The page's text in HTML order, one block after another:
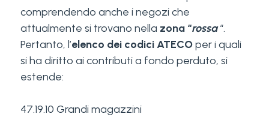
comprendendo anche i negozi che
attualmente si trovano nella zona “rossa“.
Pertanto, l’elenco dei codici ATECOper i quali
si ha diritto ai contributi a fondo perduto, si
estende:
47.19.10 Grandi magazzini